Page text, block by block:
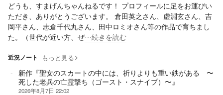
どうも、すまげんちゃんねるです！ プロフィールに足をお運びい
ただき、ありがとうございます。 倉田英之さん、虚淵玄さん、吉
岡平さん、志倉千代丸さん、田中ロミオさん等の作品で育ちまし
た。（世代が近い方、ぜ…続きを読む
近況ノート もっと見る
新作『聖女のスカートの中には、祈りよりも重い鉄がある 〜
死した老兵の亡霊撃ち（ゴースト・スナイプ）〜』
2026年8月7日 22:02